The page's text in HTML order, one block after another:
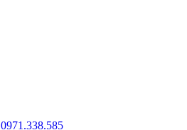
0971.338.585